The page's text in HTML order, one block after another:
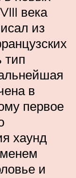
века
из
тип
в
первое
хаунд
и